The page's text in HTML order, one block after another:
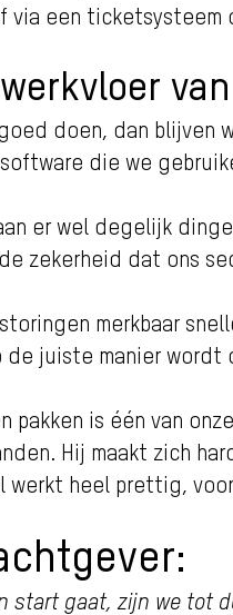
via een
doen, dan blijven
die we
er wel degelijk
zekerheid dat ons
merkbaar
juiste manier wordt
pakken is één van
Hij maakt zich
werkt heel prettig,
start gaat, zijn we tot